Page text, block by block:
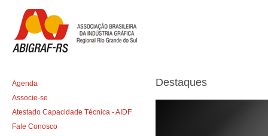
Agenda
Associe-se
Atestado Capacidade Técnica - AIDF
Fale Conosco
Destaques